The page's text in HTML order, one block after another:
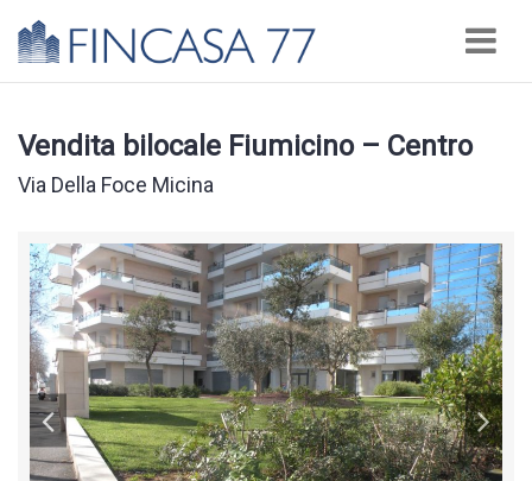
Vendita bilocale Fiumicino – Centro
Via Della Foce Micina